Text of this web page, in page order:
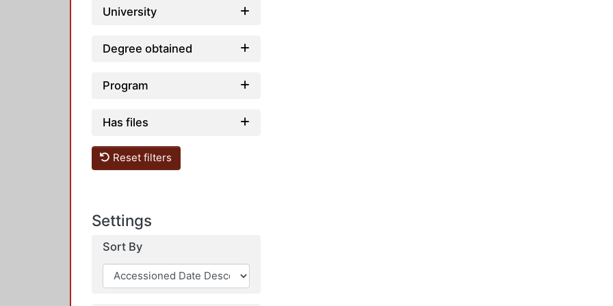
University
Degree obtained
Program
Has files
Reset filters
Settings
Sort By